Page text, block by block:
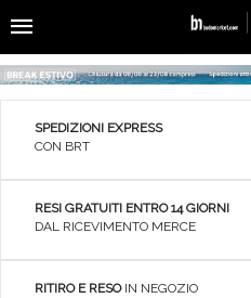
SPEDIZIONI EXPRESS
CON BRT
RESI GRATUITI ENTRO 14 GIORNI
DAL RICEVIMENTO MERCE
RITIRO E RESOIN NEGOZIO